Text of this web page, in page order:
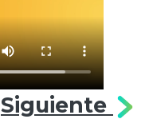
Siguiente